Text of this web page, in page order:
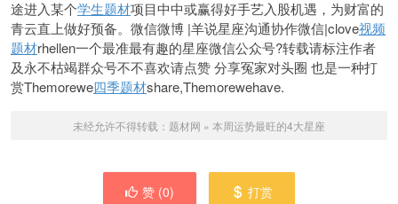
途进入某个学生题材项目中中或赢得好手艺入股机遇，为财富的
青云直上做好预备。微信微博 |羊说星座沟通协作微信|clove视频
题材rhellen一个最准最有趣的星座微信公众号?转载请标注作者
及永不枯竭群众号不不喜欢请点赞 分享冤家对头圈 也是一种打
赏Themorewe四季题材share,Themorewehave.
未经允许不得转载： 题材网 » 本周运势最旺的4大星座
赞 (0) 打赏